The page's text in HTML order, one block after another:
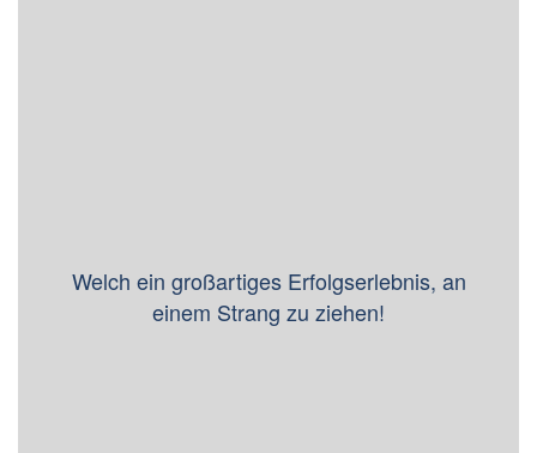
Welch ein großartiges Erfolgserlebnis, an
einem Strang zu ziehen!